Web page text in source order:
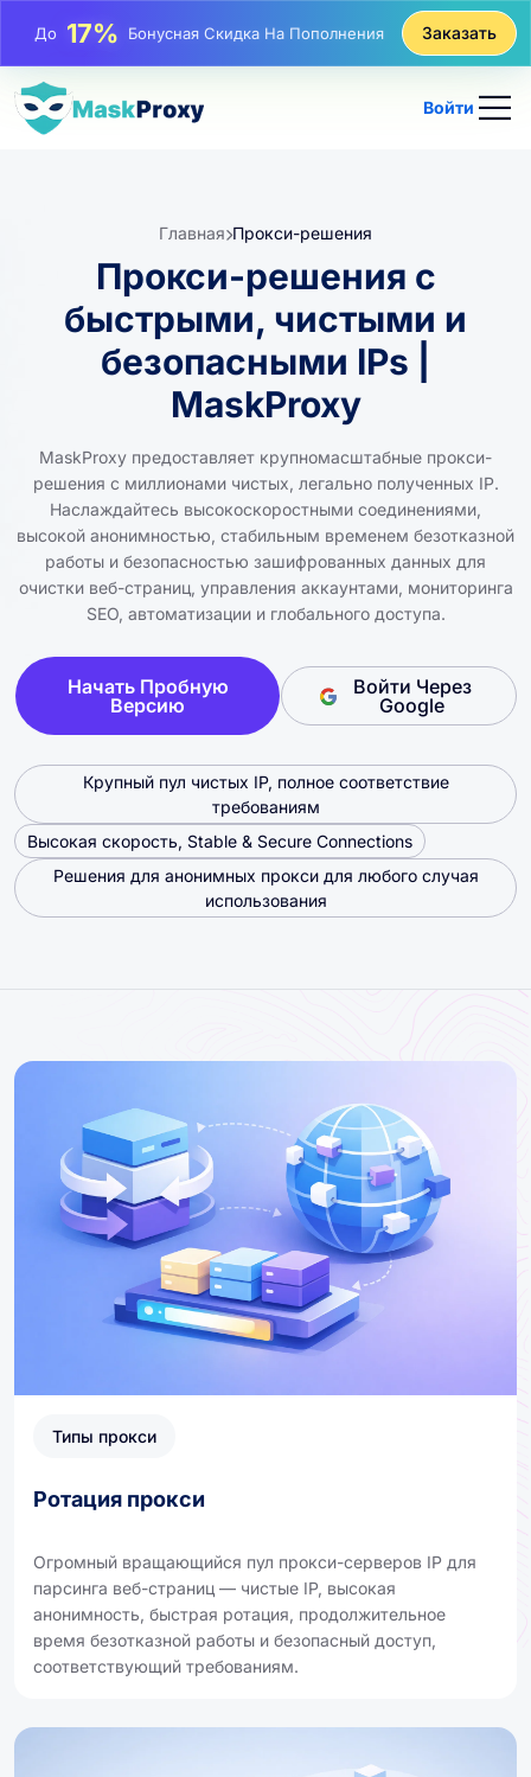
До 17% Бонусная Скидка На Пополнения
До25%
До 81% Скидка На Чередующиеся Покупки IP
Заказать
Войти
Главная Прокси-решения
Прокси-решения с
быстрыми, чистыми и
безопасными IPs |
MaskProxy
MaskProxy предоставляет крупномасштабные прокси-
решения с миллионами чистых, легально полученных IP.
Наслаждайтесь высокоскоростными соединениями,
высокой анонимностью, стабильным временем безотказной
работы и безопасностью зашифрованных данных для
очистки веб-страниц, управления аккаунтами, мониторинга
SEO, автоматизации и глобального доступа.
Начать Пробную
Версию
Войти Через
Google
Крупный пул чистых IP, полное соответствие
требованиям
Высокая скорость, Stable & Secure Connections
Решения для анонимных прокси для любого случая
использования
Типы прокси
Ротация прокси
Огромный вращающийся пул прокси-серверов IP для
парсинга веб-страниц — чистые IP, высокая
анонимность, быстрая ротация, продолжительное
время безотказной работы и безопасный доступ,
соответствующий требованиям.